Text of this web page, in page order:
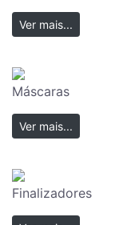
Ver mais...
Máscaras
Ver mais...
Finalizadores